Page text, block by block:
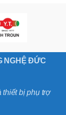
NGHỆ ĐỨC
thiết bị phụ trợ